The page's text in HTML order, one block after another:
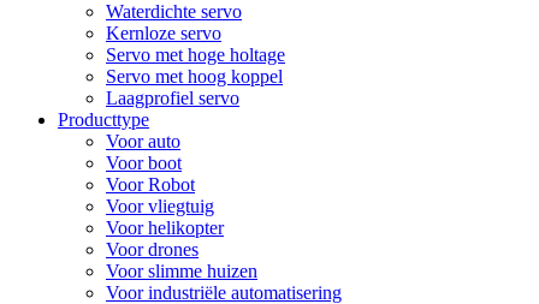
Waterdichte servo
Kernloze servo
Servo met hoge holtage
Servo met hoog koppel
Laagprofiel servo
Producttype
Voor auto
Voor boot
Voor Robot
Voor vliegtuig
Voor helikopter
Voor drones
Voor slimme huizen
Voor industriële automatisering